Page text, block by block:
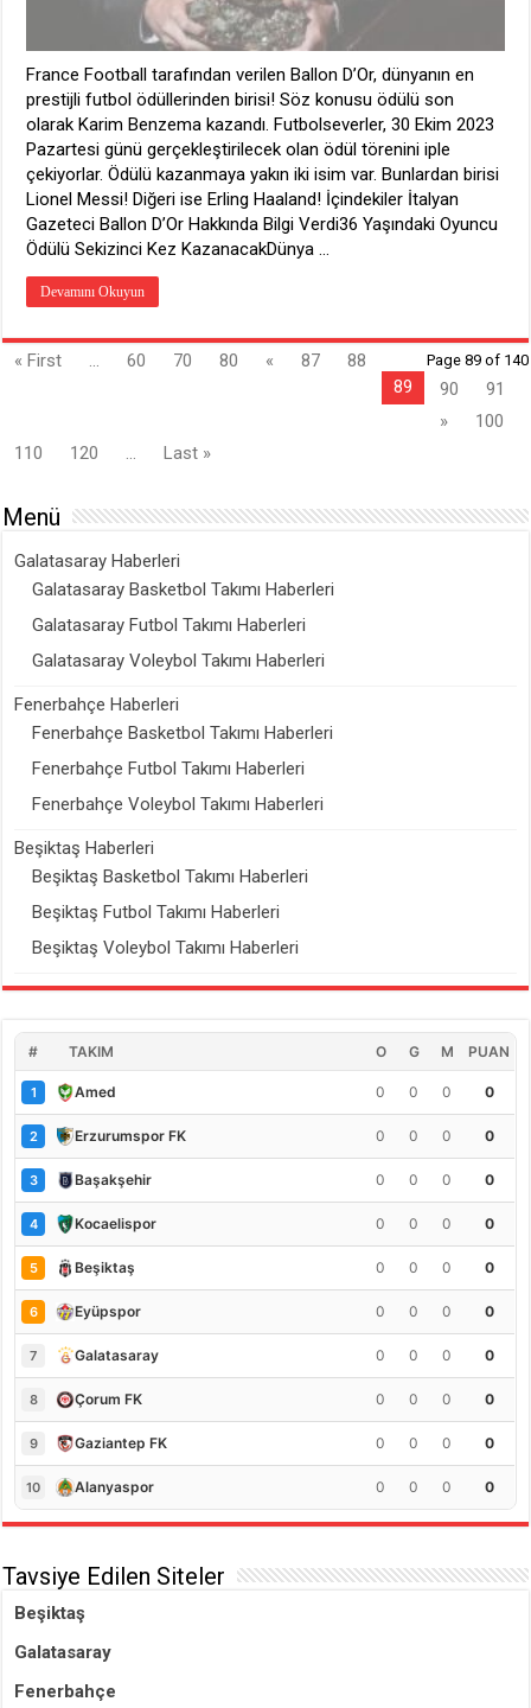
France Football tarafından verilen Ballon D’Or, dünyanın en
prestijli futbol ödüllerinden birisi! Söz konusu ödülü son
olarak Karim Benzema kazandı. Futbolseverler, 30 Ekim 2023
Pazartesi günü gerçekleştirilecek olan ödül törenini iple
çekiyorlar. Ödülü kazanmaya yakın iki isim var. Bunlardan birisi
Lionel Messi! Diğeri ise Erling Haaland! İçindekiler İtalyan
Gazeteci Ballon D’Or Hakkında Bilgi Verdi36 Yaşındaki Oyuncu
Ödülü Sekizinci Kez KazanacakDünya …
Devamını Okuyun
Page 89 of 140
« First 60 70 80 « 87
88
89
90
91
»
100
110
120 Last »
Menü
Galatasaray Haberleri
Galatasaray Basketbol Takımı Haberleri
Galatasaray Futbol Takımı Haberleri
Galatasaray Voleybol Takımı Haberleri
Fenerbahçe Haberleri
Fenerbahçe Basketbol Takımı Haberleri
Fenerbahçe Futbol Takımı Haberleri
Fenerbahçe Voleybol Takımı Haberleri
Beşiktaş Haberleri
Beşiktaş Basketbol Takımı Haberleri
Beşiktaş Futbol Takımı Haberleri
Beşiktaş Voleybol Takımı Haberleri
# TAKIM O G M PUAN
1 Amed 0 0 0 0
2 Erzurumspor FK 0 0 0 0
3 Başakşehir 0 0 0 0
4 Kocaelispor 0 0 0 0
5 Beşiktaş 0 0 0 0
6 Eyüpspor 0 0 0 0
7 Galatasaray 0 0 0 0
8 Çorum FK 0 0 0 0
9 Gaziantep FK 0 0 0 0
10 Alanyaspor 0 0 0 0
Tavsiye Edilen Siteler
Beşiktaş
Galatasaray
Fenerbahçe